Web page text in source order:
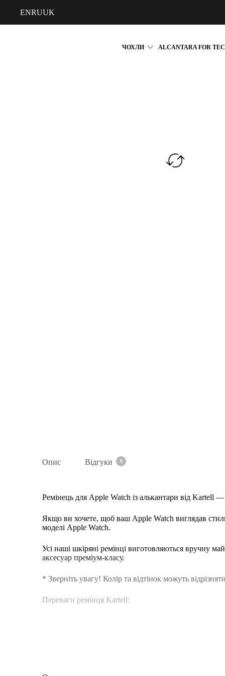
ENRUUK
ЧОХЛИ ALCANTARA FOR
Опис Відгуки 0
Ремінець для Apple Watch із алькантари від Kartell
Якщо ви хочете, щоб ваш Apple Watch виглядав
моделі Apple Watch.
Усі наші шкіряні ремінці виготовляються вручну
аксесуар преміум-класу.
* Зверніть увагу! Колір та відтінок можуть
Переваги ремінця Kartell: